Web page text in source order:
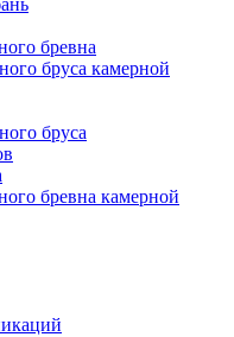
бревна
бруса камерной
бруса
бревна камерной